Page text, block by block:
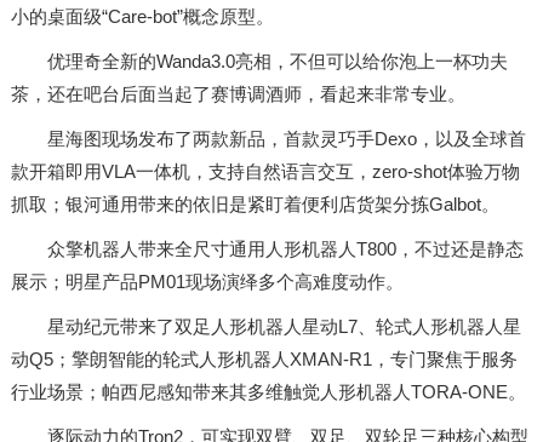
小的桌面级“Care-bot”概念原型。
优理奇全新的Wanda3.0亮相，不但可以给你泡上一杯功夫
茶，还在吧台后面当起了赛博调酒师，看起来非常专业。
星海图现场发布了两款新品，首款灵巧手Dexo，以及全球首
款开箱即用VLA一体机，支持自然语言交互，zero-shot体验万物
抓取；银河通用带来的依旧是紧盯着便利店货架分拣Galbot。
众擎机器人带来全尺寸通用人形机器人T800，不过还是静态
展示；明星产品PM01现场演绎多个高难度动作。
星动纪元带来了双足人形机器人星动L7、轮式人形机器人星
动Q5；擎朗智能的轮式人形机器人XMAN-R1，专门聚焦于服务
行业场景；帕西尼感知带来其多维触觉人形机器人TORA-ONE。
逐际动力的Tron2，可实现双臂、双足、双轮足三种核心构型